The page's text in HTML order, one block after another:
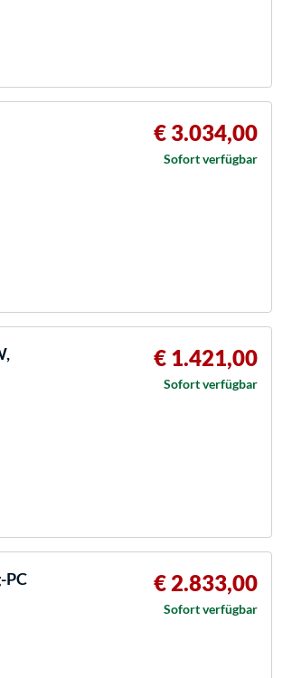
€ 3.034,00
Sofort verfügbar
€ 1.421,00
Sofort verfügbar
PC € 2.833,00
Sofort verfügbar